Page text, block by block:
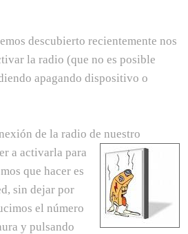
descubierto recientemente nos
la radio (que no es posible
apagando dispositivo o
de la radio de nuestro
a activarla para
que hacer es
sin dejar por
el número
y pulsando